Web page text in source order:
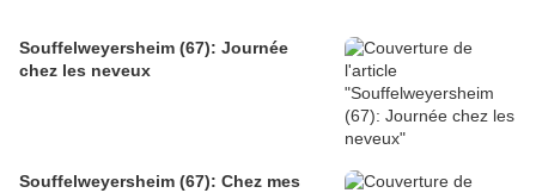
Souffelweyersheim (67): Journée
chez les neveux
Souffelweyersheim (67): Chez mes